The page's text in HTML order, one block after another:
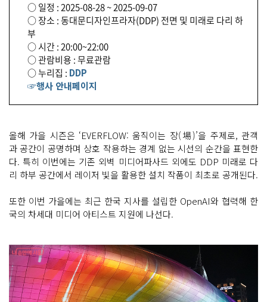
○ 일정 : 2025-08-28 ~ 2025-09-07
○ 장소 : 동대문디자인프라자(DDP) 전면 및 미래로 다리 하
부
○ 시간 : 20:00~22:00
○ 관람비용 : 무료관람
○ 누리집 : DDP
☞행사 안내페이지
올해 가을 시즌은 ‘EVERFLOW: 움직이는 장(場)’을 주제로, 관객
과 공간이 공명하며 상호 작용하는 경계 없는 시선의 순간을 표현한
다. 특히 이번에는 기존 외벽 미디어파사드 외에도 DDP 미래로 다
리 하부 공간에서 레이저 빛을 활용한 설치 작품이 최초로 공개된다.
또한 이번 가을에는 최근 한국 지사를 설립한 OpenAI와 협력해 한
국의 차세대 미디어 아티스트 지원에 나선다.